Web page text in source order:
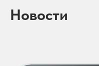
Новости